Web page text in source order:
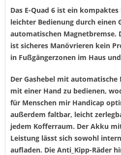
Das E-Quad 6 ist ein
leichter Bedienung durch einen
automatischen Magnetbremse.
ist sicheres Manövrieren kein
in Fußgängerzonen im Haus
Der Gashebel mit
mit einer Hand zu bedienen,
für Menschen mir Handicap
außerdem faltbar, leicht
jedem Kofferraum. Der Akku
Leistung lässt sich sowohl
aufladen. Die Anti_Kipp-Räder